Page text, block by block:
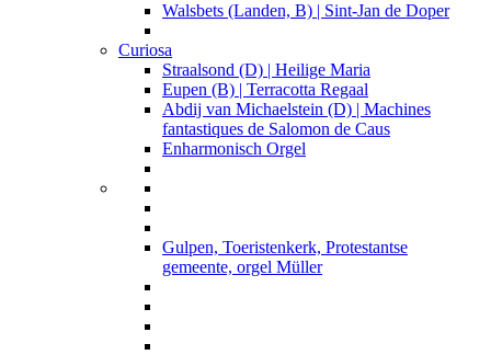
Walsbets (Landen, B) | Sint-Jan de Doper
Curiosa
Straalsond (D) | Heilige Maria
Eupen (B) | Terracotta Regaal
Abdij van Michaelstein (D) | Machines
fantastiques de Salomon de Caus
Enharmonisch Orgel
Gulpen, Toeristenkerk, Protestantse
gemeente, orgel Müller